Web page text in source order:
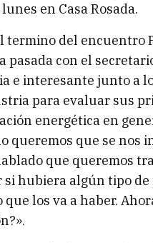
en Casa Rosada.
termino del encuentro
pasada con el
e interesante junto a
para evaluar sus
energética en
queremos que se nos
que queremos
hubiera algún tipo
los va a haber.